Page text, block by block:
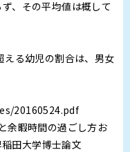
、その平均値は概して
える幼児の割合は、男女
20160524.pdf
暇時間の過ごし方お
田大学博士論文